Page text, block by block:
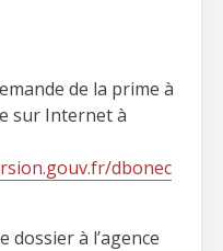
de la prime à
sur Internet à
dbonec
dossier à l’agence